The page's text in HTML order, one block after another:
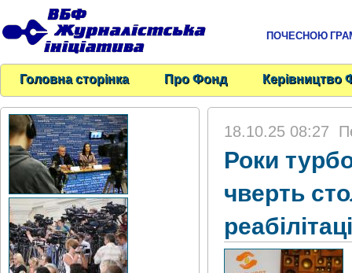
ПОЧЕСНОЮ
Головна сторінка Про Фонд Керівництво
18.10.25 08:27
Роки
чверть